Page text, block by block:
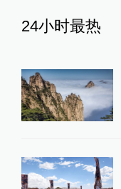
24小时最热